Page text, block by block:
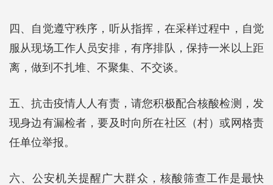
四、自觉遵守秩序，听从指挥，在采样过程中，自觉
服从现场工作人员安排，有序排队，保持一米以上距
离，做到不扎堆、不聚集、不交谈。
五、抗击疫情人人有责，请您积极配合核酸检测，发
现身边有漏检者，要及时向所在社区（村）或网格责
任单位举报。
六、公安机关提醒广大群众，核酸筛查工作是最快